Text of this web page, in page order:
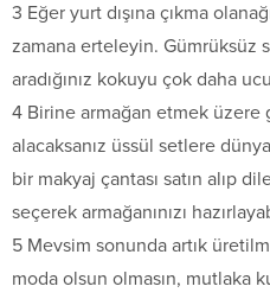
3 Eğer yurt dışına çıkma
zamana erteleyin. Gümrüksüz
aradığınız kokuyu çok daha
4 Birine armağan etmek üzere
alacaksanız üssül setlere
bir makyaj çantası satın alıp
seçerek armağanınızı
5 Mevsim sonunda artık
moda olsun olmasın, mutlaka